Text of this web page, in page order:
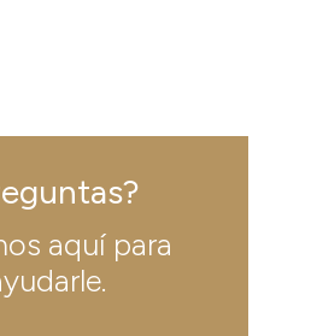
aquí para